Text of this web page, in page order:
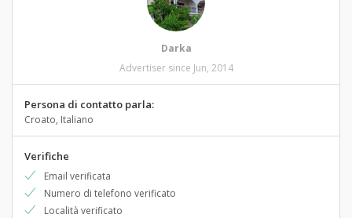
Darka
Advertiser since Jun, 2014
Persona di contatto parla:
Croato, Italiano
Verifiche
Email verificata
Numero di telefono verificato
Località verificato